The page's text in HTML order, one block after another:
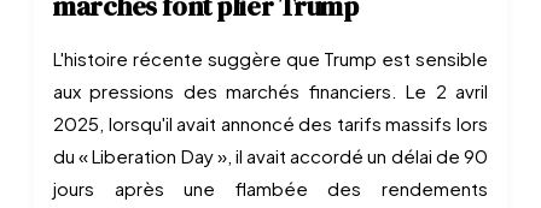
L'histoire récente suggère que Trump est sensible
aux pressions des marchés financiers. Le 2 avril
2025, lorsqu'il avait annoncé des tarifs massifs lors
du « Liberation Day », il avait accordé un délai de 90
jours après une flambée des rendements